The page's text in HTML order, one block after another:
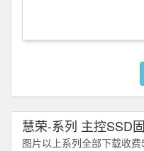
慧荣-系列 主控SSD
图片以上系列全部下载收